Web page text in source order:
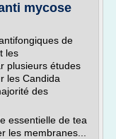
mycose
de
les
plusieurs études
les Candida
des
essentielle de tea
les membranes...